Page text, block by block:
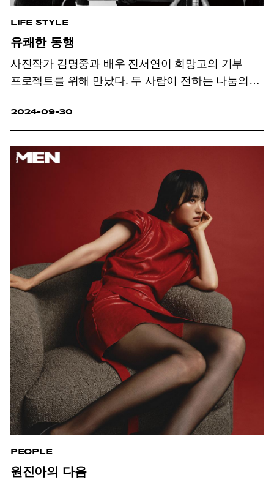
LIFE STYLE
유쾌한 동행
사진작가 김명중과 배우 진서연이 희망고의 기부
프로젝트를 위해 만났다. 두 사람이 전하는 나눔의
2024-09-30
PEOPLE
원진아의 다음